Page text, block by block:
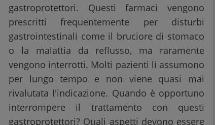
gastroprotettori. Questi farmaci vengono
prescritti frequentemente per disturbi
gastrointestinali come il bruciore di stomaco
o la malattia da reflusso, ma raramente
vengono interrotti. Molti pazienti li assumono
per lungo tempo e non viene quasi mai
rivalutata l'indicazione. Quando è opportuno
interrompere il trattamento con questi
gastroprotettori? Quali aspetti devono essere